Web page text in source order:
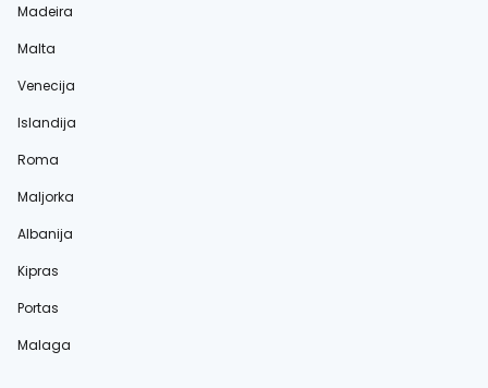
Madeira
Malta
Venecija
Islandija
Roma
Maljorka
Albanija
Kipras
Portas
Malaga